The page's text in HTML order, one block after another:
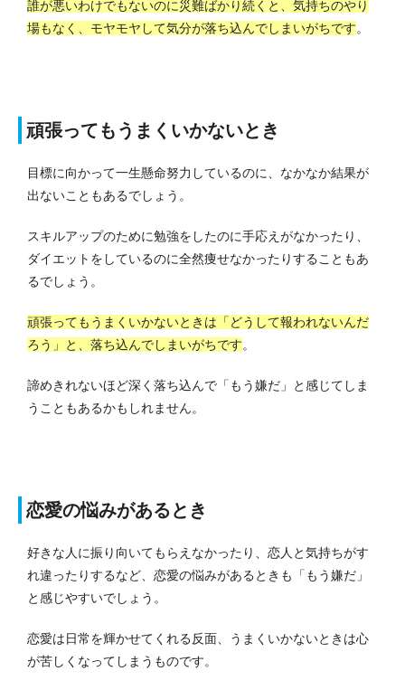
誰が悪いわけでもないのに災難ばかり続くと、気持ちのやり
場もなく、モヤモヤして気分が落ち込んでしまいがちです。
頑張ってもうまくいかないとき
目標に向かって一生懸命努力しているのに、なかなか結果が
出ないこともあるでしょう。
スキルアップのために勉強をしたのに手応えがなかったり、
ダイエットをしているのに全然痩せなかったりすることもあ
るでしょう。
頑張ってもうまくいかないときは「どうして報われないんだ
ろう」と、落ち込んでしまいがちです。
諦めきれないほど深く落ち込んで「もう嫌だ」と感じてしま
うこともあるかもしれません。
恋愛の悩みがあるとき
好きな人に振り向いてもらえなかったり、恋人と気持ちがす
れ違ったりするなど、恋愛の悩みがあるときも「もう嫌だ」
と感じやすいでしょう。
恋愛は日常を輝かせてくれる反面、うまくいかないときは心
が苦しくなってしまうものです。